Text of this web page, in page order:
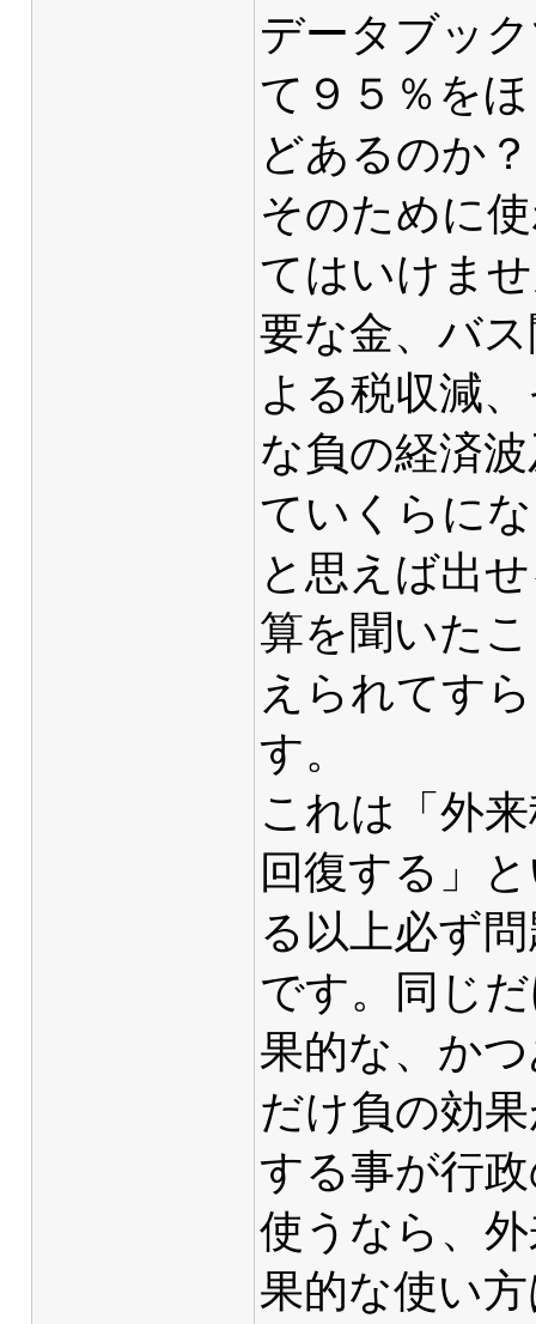
データブッ
て９５％を
どあるのか？
そのために
てはいけま
要な金、バ
よる税収減
な負の経済
ていくらに
と思えば出
算を聞いた
えられてす
す。
これは「外
回復する」
る以上必ず
です。同じ
果的な、か
だけ負の効
する事が行
使うなら、
果的な使い